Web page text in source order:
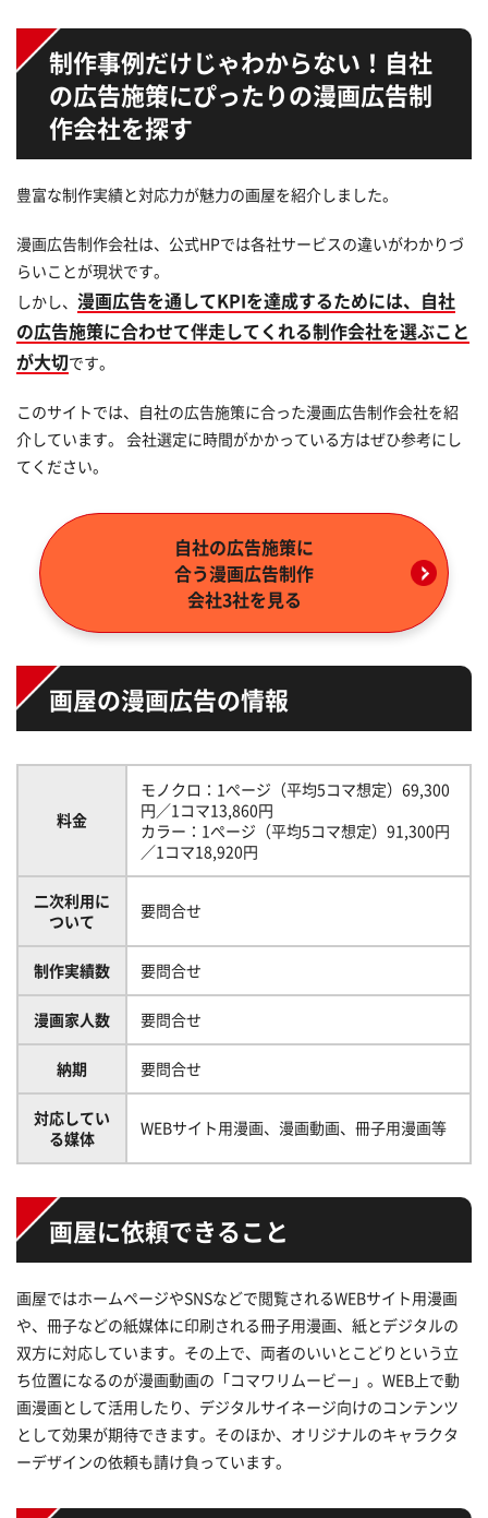
制作事例だけじゃわからない！ 自社
の広告施策にぴったりの漫画広告制
作会社を探す
豊富な制作実績と対応力が魅力の画屋を紹介しました。
漫画広告制作会社は、公式HPでは各社サービスの違いがわかりづ
らいことが現状です。
しかし、 漫画広告を通してKPIを達成するためには、自社
の広告施策に合わせて伴走してくれる制作会社を選ぶこと
が大切です。
このサイトでは、自社の広告施策に合った漫画広告制作会社を紹
介しています。 会社選定に時間がかかっている方はぜひ参考にし
てください。
自社の広告施策に
合う漫画広告制作
会社3社を見る
画屋の漫画広告の情報
料金
モノクロ：1ぺージ（平均5コマ想定）69,300
円／1コマ13,860円
カラー：1ぺージ（平均5コマ想定）91,300円
／1コマ18,920円
二次利用に
ついて
要問合せ
制作実績数 要問合せ
漫画家人数 要問合せ
納期 要問合せ
対応してい
る媒体
WEBサイト用漫画、漫画動画、冊子用漫画等
画屋に依頼できること
画屋ではホームページやSNSなどで閲覧されるWEBサイト用漫画
や、冊子などの紙媒体に印刷される冊子用漫画、紙とデジタルの
双方に対応しています。その上で、両者のいいとこどりという立
ち位置になるのが漫画動画の「コマワリムービー」。WEB上で動
画漫画として活用したり、デジタルサイネージ向けのコンテンツ
として効果が期待できます。そのほか、オリジナルのキャラクタ
ーデザインの依頼も請け負っています。